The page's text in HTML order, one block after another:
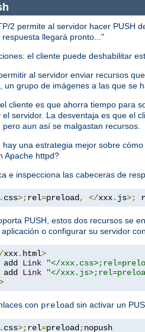
2 permite al servidor hacer PUSH
respuesta llegará pronto..."
el cliente puede deshabilitar
al servidor enviar recursos
un grupo de imágenes a las que se
cliente es que ahorra tiempo para
el servidor. La desventaja es que el
pero aun así se malgastan recursos.
hay una estrategia mejor sobre
Apache httpd?
e inspecciona las cabeceras de
. css>;rel=preload, </xxx. js>;
PUSH, estos dos recursos se
o configurar su servidor
/xxx. html>
add Link
"</
add Link
"</
con preload sin activar un
. css>;rel=preload;nopush